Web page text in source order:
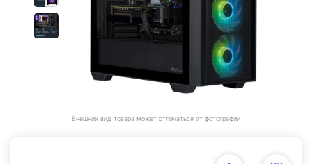
Внешний вид товара может отличаться от фотографии